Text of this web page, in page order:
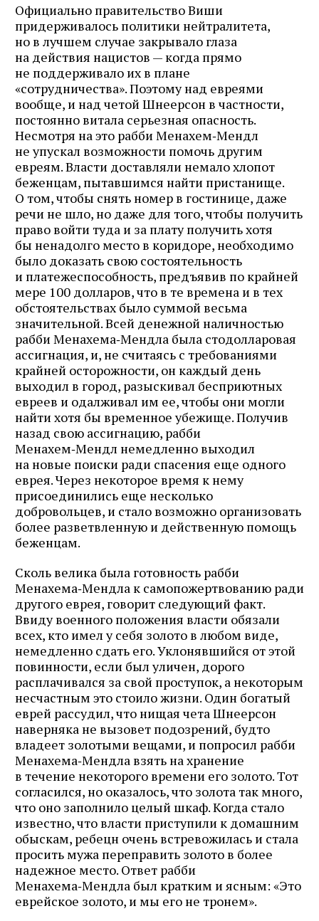
Официально правительство Виши
придерживалось политики нейтралитета,
но в лучшем случае закрывало глаза
на действия нацистов — когда прямо
не поддерживало их в плане
«сотрудничества». Поэтому над евреями
вообще, и над четой Шнеерсон в частности,
постоянно витала серьезная опасность.
Несмотря на это рабби Менахем‑Мендл
не упускал возможности помочь другим
евреям. Власти доставляли немало хлопот
беженцам, пытавшимся найти пристанище.
О том, чтобы снять номер в гостинице, даже
речи не шло, но даже для того, чтобы получить
право войти туда и за плату получить хотя
бы ненадолго место в коридоре, необходимо
было доказать свою состоятельность
и платежеспособность, предъявив по крайней
мере 100 долларов, что в те времена и в тех
обстоятельствах было суммой весьма
значительной. Всей денежной наличностью
рабби Менахема‑Мендла была стодолларовая
ассигнация, и, не считаясь с требованиями
крайней осторожности, он каждый день
выходил в город, разыскивал бесприютных
евреев и одалживал им ее, чтобы они могли
найти хотя бы временное убежище. Получив
назад свою ассигнацию, рабби
Менахем‑Мендл немедленно выходил
на новые поиски ради спасения еще одного
еврея. Через некоторое время к нему
присоединились еще несколько
добровольцев, и стало возможно организовать
более разветвленную и действенную помощь
беженцам.
Сколь велика была готовность рабби
Менахема‑Мендла к самопожертвованию ради
другого еврея, говорит следующий факт.
Ввиду военного положения власти обязали
всех, кто имел у себя золото в любом виде,
немедленно сдать его. Уклонявшийся от этой
повинности, если был уличен, дорого
расплачивался за свой проступок, а некоторым
несчастным это стоило жизни. Один богатый
еврей рассудил, что нищая чета Шнеерсон
наверняка не вызовет подозрений, будто
владеет золотыми вещами, и попросил рабби
Менахема‑Мендла взять на хранение
в течение некоторого времени его золото. Тот
согласился, но оказалось, что золота так много,
что оно заполнило целый шкаф. Когда стало
известно, что власти приступили к домашним
обыскам, ребецн очень встревожилась и стала
просить мужа переправить золото в более
надежное место. Ответ рабби
Менахема‑Мендла был кратким и ясным: «Это
еврейское золото, и мы его не тронем».